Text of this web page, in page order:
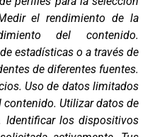
el rendimiento de la
del contenido.
estadísticas o a través de
de diferentes fuentes.
.Uso de datos limitados
contenido. Utilizar datos de
Identificar los dispositivos